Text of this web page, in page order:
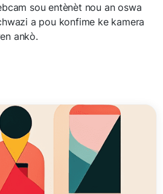
sou entènèt nou an oswa
a pou konfime ke kamera
ankò.